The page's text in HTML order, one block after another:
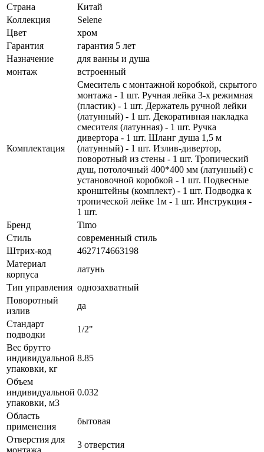
Страна
Китай
Коллекция
Selene
Цвет
хром
Гарантия
гарантия 5 лет
Назначение
для ванны и душа
монтаж
встроенный
Комплектация
Смеситель с монтажной коробкой, скрытого
монтажа - 1 шт. Ручная лейка 3-х режимная
(пластик) - 1 шт. Держатель ручной лейки
(латунный) - 1 шт. Декоративная накладка
смесителя (латунная) - 1 шт. Ручка
дивертора - 1 шт. Шланг душа 1,5 м
(латунный) - 1 шт. Излив-дивертор,
поворотный из стены - 1 шт. Тропический
душ, потолочный 400*400 мм (латунный) с
установочной коробкой - 1 шт. Подвесные
кронштейны (комплект) - 1 шт. Подводка к
тропической лейке 1м - 1 шт. Инструкция -
1 шт.
Бренд
Timo
Стиль
современный стиль
Штрих-код
4627174663198
Материал
корпуса
латунь
Тип управления однозахватный
Поворотный
излив
да
Стандарт
подводки
1/2"
Вес брутто
индивидуальной
упаковки, кг
8.85
Объем
индивидуальной
упаковки, м3
0.032
Область
применения
бытовая
Отверстия для
монтажа
3 отверстия